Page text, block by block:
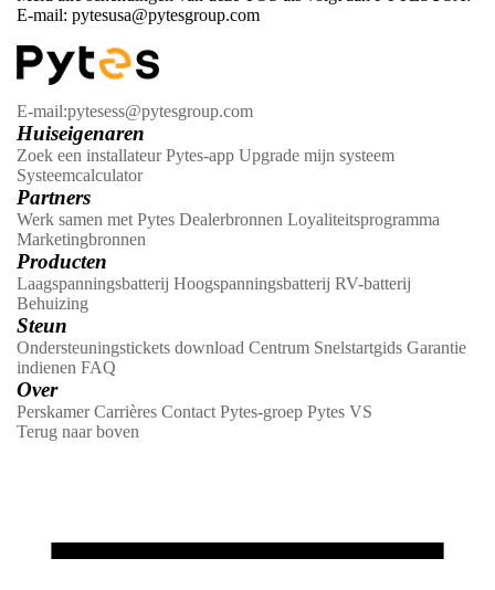
E-mail: pytesusa@pytesgroup.com
E-mail:pytesess@pytesgroup.com
Huiseigenaren
Zoek een installateur Pytes-app Upgrade mijn systeem
Systeemcalculator
Partners
Werk samen met Pytes Dealerbronnen Loyaliteitsprogramma
Marketingbronnen
Producten
Laagspanningsbatterij Hoogspanningsbatterij RV-batterij
Behuizing
Steun
Ondersteuningstickets download Centrum Snelstartgids Garantie
indienen FAQ
Over
Perskamer Carrières Contact Pytes-groep Pytes VS
Terug naar boven